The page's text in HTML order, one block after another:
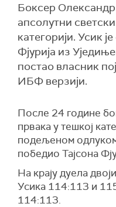
Боксер Олександр
апсолутни
категорији. Усик
Фјурија из
постао власник
ИБФ верзији.
После 24 године
првака у тешкој
подељеном
победио Тајсона
На крају дуела
Усика 114:113 и
114:113.